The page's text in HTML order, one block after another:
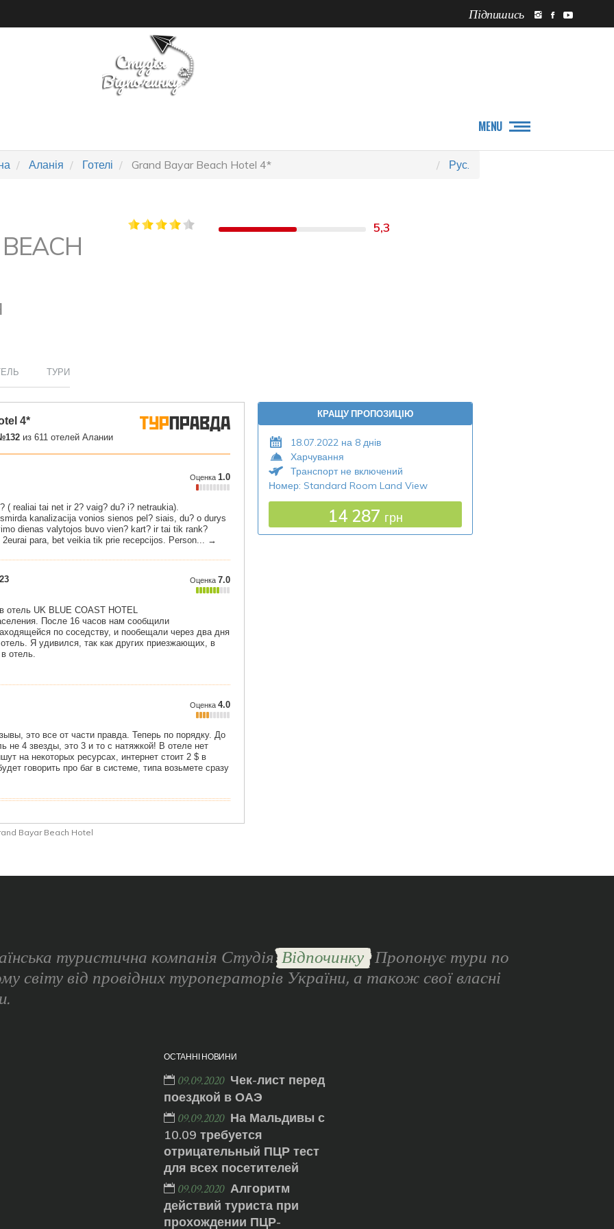
Підпишись
MENU
Аланія Готелі Grand Bayar Beach Hotel 4* Рус.
5,3
ТУРИ
Bayar Beach Hotel
КРАЩУ ПРОПОЗИЦІЮ
18.07.2022 на 8 днів
Харчування
Транспорт не включений
Номер: Standard Room Land View
14 287 грн
туристична компанія СтудіяВідпочинку Пропонує тури по
світу від провідних туроператорів України, а також свої власні
ОСТАННІ НОВИНИ
09.09.2020 Чек-лист перед
поездкой в ОАЭ
09.09.2020 На Мальдивы с
10.09 требуется
отрицательный ПЦР тест
для всех посетителей
09.09.2020 Алгоритм
действий туриста при
прохождении ПЦР-